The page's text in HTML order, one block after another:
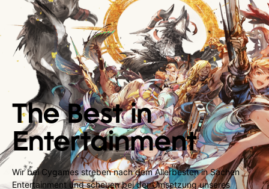
The Best in
Entertainment
Wir bei Cygames streben nach dem Allerbesten in Sachen
Entertainment und scheuen bei der Umsetzung unseres